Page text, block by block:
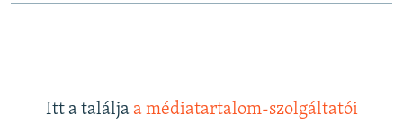
Itt a találja a médiatartalom-szolgáltatói